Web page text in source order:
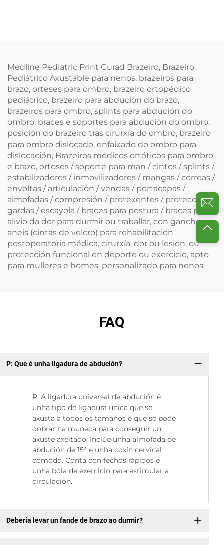
Medline Pediatric Print Curad Brazeiro, Brazeiro
Pediátrico Axustable para nenos, brazeiros para
brazo, orteses para ombro, brazeiro ortopédico
pediátrico, brazeiro para abdución do brazo,
brazeiros para ombro, splints para abdución do
ombro, braces e soportes para abdución do ombro,
posición do brazeiro tras cirurxía do ombro, brazeiro
para ombro dislocado, enfaixado do ombro para
dislocación, Brazeiros médicos ortóticos para ombro
e brazo, ortoses / soporte para man / cintos / splints /
estabilizadores / inmovilizadores / mangas / correas /
envoltas / articulación / vendas / portacapas /
almofadas / compresión / protexentes / protección /
gardas / escayola / braces para postura / braces para
alivio da dor para durmir ou traballar, con ganchos e
aneis (cintas de velcro) para rehabilitación
postoperatoria médica, cirurxía, dor ou lesión, ou
protección funcional en deporte ou exercicio, apto
para mulleres e homes, personalizado para nenos.
FAQ
P: Que é unha ligadura de abdución?
R: A ligadura universal de abdución é
unha tipo de ligadura única que se
axusta a todos os tamaños e que se pode
dobrar na muneca para conseguir un
axuste axeitado. Inclúe unha almofada de
abdución de 15° e unha coxín cervical
cómodo. Conta con fechos rápidos e
unha bóla de exercicio para estimular a
circulación.
Debería levar un fande de brazo ao durmir?